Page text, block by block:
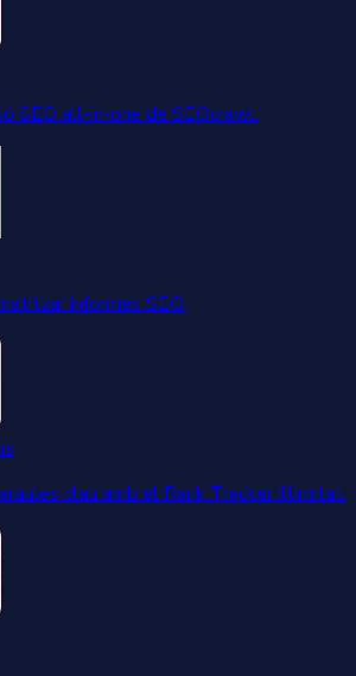
SEO all-in-one de SEOcrawl.
informes SEO.
clau amb el Rank Tracker il·limitat.